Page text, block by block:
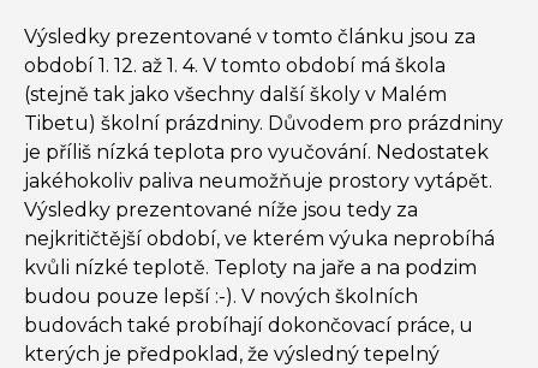
Výsledky prezentované v tomto článku jsou za
období 1. 12. až 1. 4. V tomto období má škola
(stejně tak jako všechny další školy v Malém
Tibetu) školní prázdniny. Důvodem pro prázdniny
je příliš nízká teplota pro vyučování. Nedostatek
jakéhokoliv paliva neumožňuje prostory vytápět.
Výsledky prezentované níže jsou tedy za
nejkritičtější období, ve kterém výuka neprobíhá
kvůli nízké teplotě. Teploty na jaře a na podzim
budou pouze lepší :-). V nových školních
budovách také probíhají dokončovací práce, u
kterých je předpoklad, že výsledný tepelný